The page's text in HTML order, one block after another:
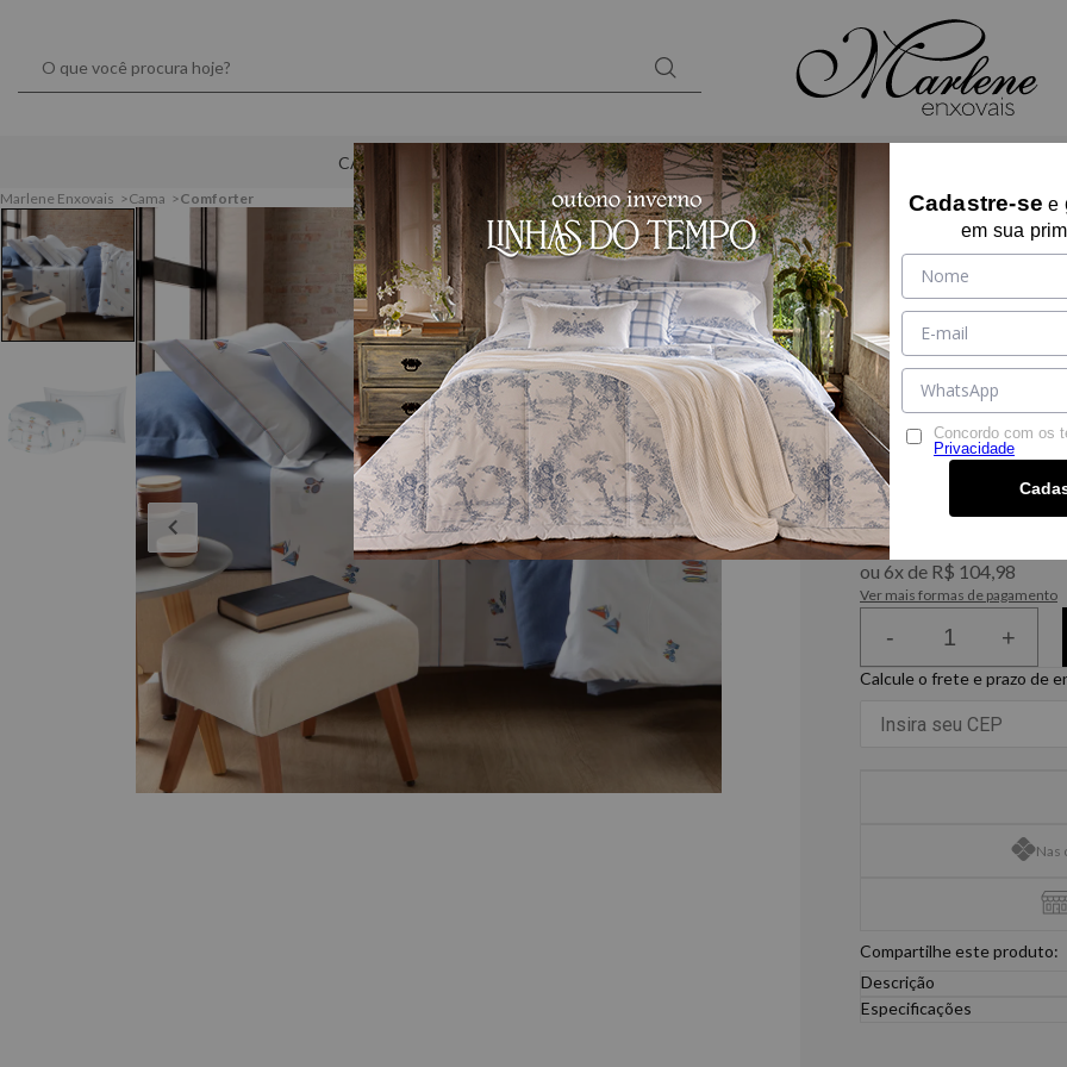
CAMA MESA BANHO KIDS PRESENTES
Marlene Enxovais Cama Comforter
SUMMER
SOLTEIRO KING
15552
Tamanho:Solteiro King
Solteiro King
Cor: UNICA
Por: R$ 629,90
ou 6x de R$ 104,98
R$ 598,40
Ver mais formas de pagamento
- +
Calcule o frete e prazo de
Nas
Compartilhe este produto:
Descrição
O Summer Comforter
Especificações
Cadastre-se e
em sua
Concordo com os
Privacidade